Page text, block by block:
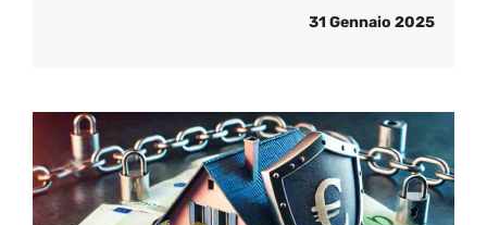
31 Gennaio 2025